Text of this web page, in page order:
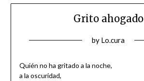
Grito ahogado
Posted
30/03/2017
by Lo.cura
Quién no ha gritado a la noche,
a la oscuridad,